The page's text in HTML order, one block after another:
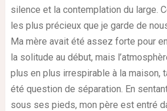
silence et la contemplation du large.
les plus précieux que je garde de
Ma mère avait été assez forte pour
la solitude au début, mais
plus en plus irrespirable à la maison,
été question de séparation. En
sous ses pieds, mon père est entré